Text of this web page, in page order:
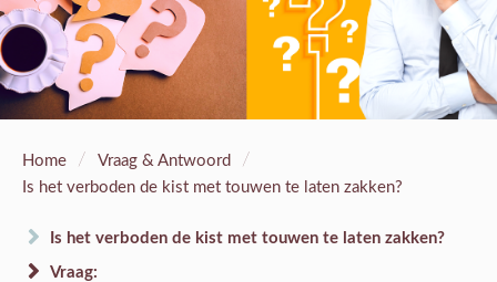
Home / Vraag & Antwoord /
Is het verboden de kist met touwen te laten zakken?
Is het verboden de kist met touwen te laten zakken?
Vraag: